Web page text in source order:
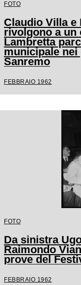
FOTO
Claudio Villa
rivolgono a un
Lambretta
municipale nei
Sanremo
FEBBRAIO 1962
FOTO
Da sinistra
Raimondo
prove del
FEBBRAIO 1962